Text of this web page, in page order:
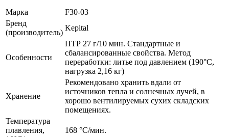
Марка
F30-03
Бренд
(производитель)
Kepital
Особенности
ПТР 27 г/10 мин. Стандартные и
сбалансированные свойства. Метод
переработки: литье под давлением (190°С,
нагрузка 2,16 кг)
Хранение
Рекомендовано хранить вдали от
источников тепла и солнечных лучей, в
хорошо вентилируемых сухих складских
помещениях.
Температура
плавления,
168 °С/мин.